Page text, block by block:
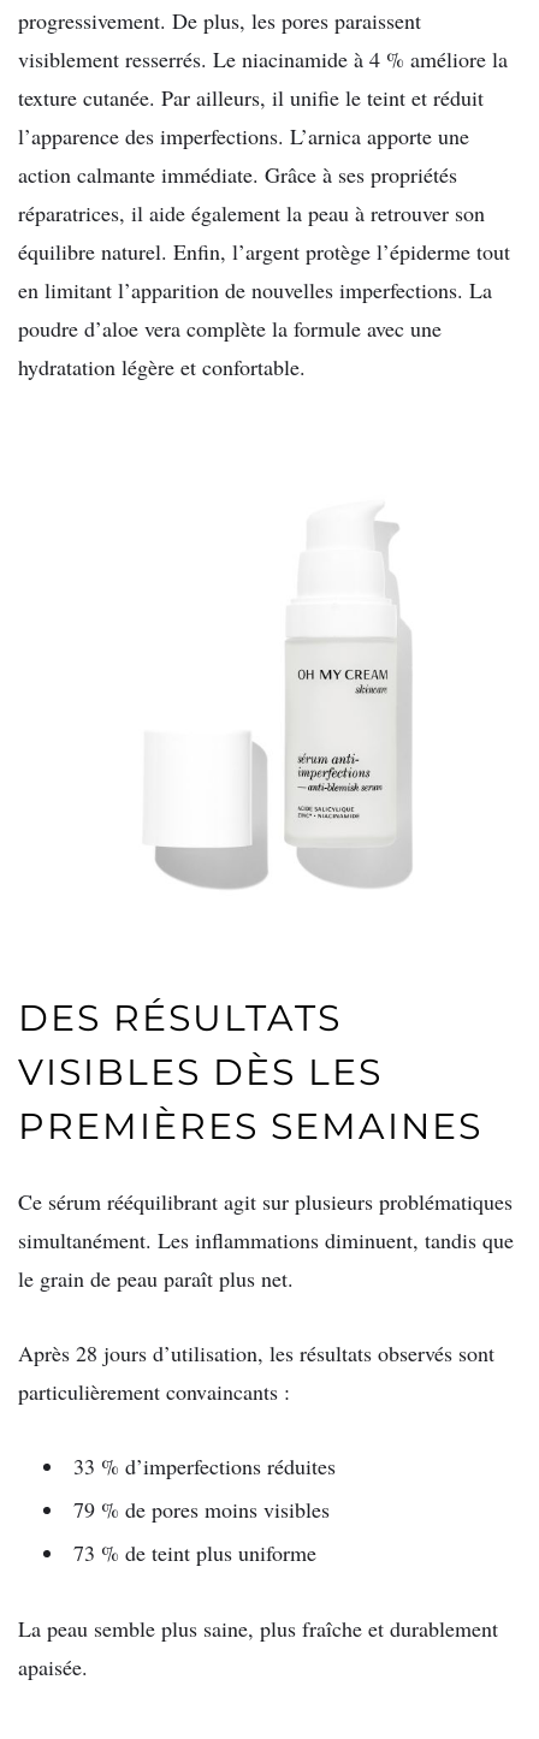
progressivement. De plus, les pores paraissent
visiblement resserrés. Le niacinamide à 4 % améliore la
texture cutanée. Par ailleurs, il unifie le teint et réduit
l’apparence des imperfections. L’arnica apporte une
action calmante immédiate. Grâce à ses propriétés
réparatrices, il aide également la peau à retrouver son
équilibre naturel. Enfin, l’argent protège l’épiderme tout
en limitant l’apparition de nouvelles imperfections. La
poudre d’aloe vera complète la formule avec une
hydratation légère et confortable.
DES RÉSULTATS
VISIBLES DÈS LES
PREMIÈRES SEMAINES
Ce sérum rééquilibrant agit sur plusieurs problématiques
simultanément. Les inflammations diminuent, tandis que
le grain de peau paraît plus net.
Après 28 jours d’utilisation, les résultats observés sont
particulièrement convaincants :
33 % d’imperfections réduites
79 % de pores moins visibles
73 % de teint plus uniforme
La peau semble plus saine, plus fraîche et durablement
apaisée.